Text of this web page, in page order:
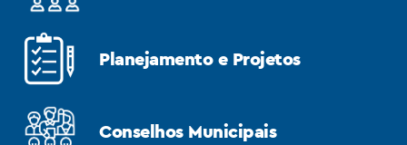
Planejamento e Projetos
Conselhos Municipais